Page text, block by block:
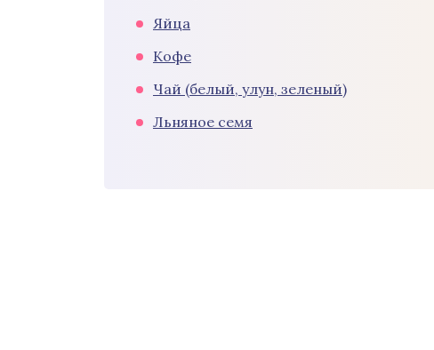
Яйца
Кофе
Чай (белый, улун, зеленый)
Льняное семя